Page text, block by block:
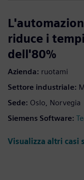
riduce i
dell'80%
Azienda: ruotami
Settore industriale:
Sede: Oslo, Norvegia
Siemens Software:
Visualizza altri casi